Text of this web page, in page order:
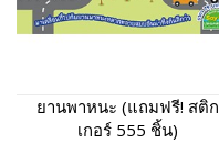
ยานพาหนะ (แถมฟรี! สติก
เกอร์ 555 ชิ้น)